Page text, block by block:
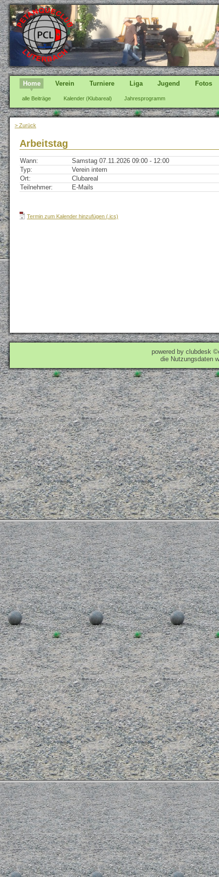
Home Verein Turniere Liga Jugend Fotos
alle Beiträge Kalender (Klubareal) Jahresprogramm
> Zurück
Arbeitstag
Wann:
Samstag 07.11.2026 09:00 - 12:00
Typ:
Verein intern
Ort:
Clubareal
Teilnehmer:
E-Mails
Termin zum Kalender hinzufügen (.ics)
powered by clubdesk
die Nutzungsdaten